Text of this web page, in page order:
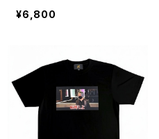
¥6,800